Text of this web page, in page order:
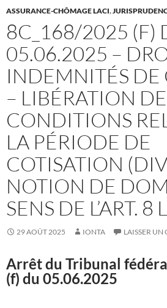
ASSURANCE-CHÔMAGE LACI,
8C_168/2025 (F)
05.06.2025 –
INDEMNITÉS
– LIBÉRATION
CONDITIONS
LA PÉRIODE DE
COTISATION
NOTION DE
SENS DE L’ART. 8
29 AOÛT 2025 IONTA LAISSER
Arrêt du Tribunal
(f) du 05.06.2025